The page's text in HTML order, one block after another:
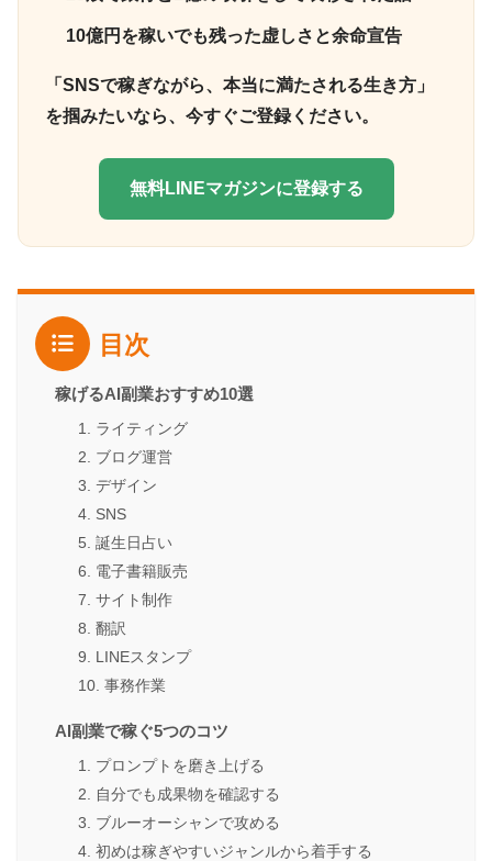
10億円を稼いでも残った虚しさと余命宣告
「SNSで稼ぎながら、本当に満たされる生き方」
を掴みたいなら、今すぐご登録ください。
無料LINEマガジンに登録する
目次
稼げるAI副業おすすめ10選
1. ライティング
2. ブログ運営
3. デザイン
4. SNS
5. 誕生日占い
6. 電子書籍販売
7. サイト制作
8. 翻訳
9. LINEスタンプ
10. 事務作業
AI副業で稼ぐ5つのコツ
1. プロンプトを磨き上げる
2. 自分でも成果物を確認する
3. ブルーオーシャンで攻める
4. 初めは稼ぎやすいジャンルから着手する